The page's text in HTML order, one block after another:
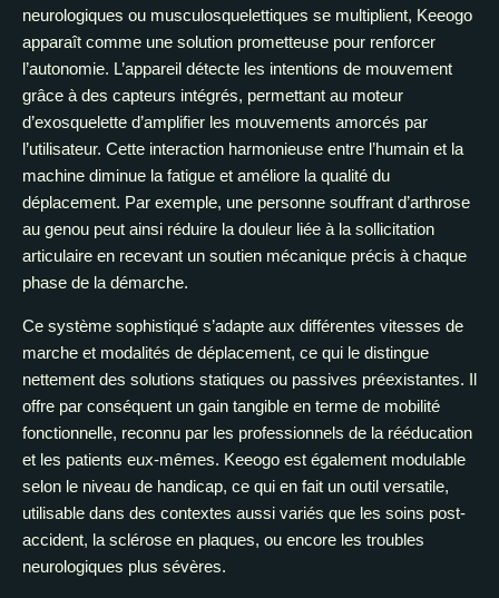
neurologiques ou musculosquelettiques se multiplient, Keeogo
apparaît comme une solution prometteuse pour renforcer
l’autonomie. L’appareil détecte les intentions de mouvement
grâce à des capteurs intégrés, permettant au moteur
d’exosquelette d’amplifier les mouvements amorcés par
l’utilisateur. Cette interaction harmonieuse entre l’humain et la
machine diminue la fatigue et améliore la qualité du
déplacement. Par exemple, une personne souffrant d’arthrose
au genou peut ainsi réduire la douleur liée à la sollicitation
articulaire en recevant un soutien mécanique précis à chaque
phase de la démarche.
Ce système sophistiqué s’adapte aux différentes vitesses de
marche et modalités de déplacement, ce qui le distingue
nettement des solutions statiques ou passives préexistantes. Il
offre par conséquent un gain tangible en terme de mobilité
fonctionnelle, reconnu par les professionnels de la rééducation
et les patients eux-mêmes. Keeogo est également modulable
selon le niveau de handicap, ce qui en fait un outil versatile,
utilisable dans des contextes aussi variés que les soins post-
accident, la sclérose en plaques, ou encore les troubles
neurologiques plus sévères.